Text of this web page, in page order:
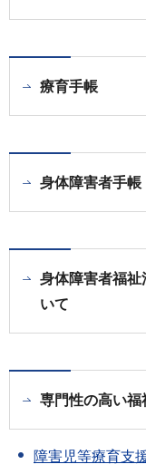
療育手帳
身体障害者手帳
身体障害者福
いて
専門性の高い福
障害児等療育支